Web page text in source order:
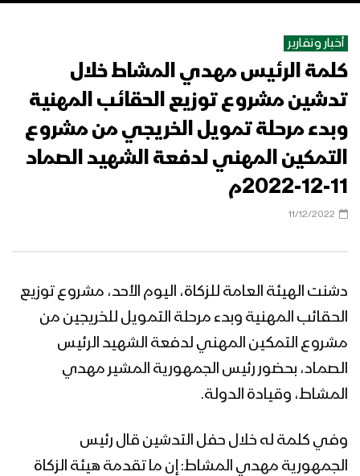
أخبار وتقارير
كلمة الرئيس مهدي المشاط خلال
تدشين مشروع توزيع الحقائب المهنية
وبدء مرحلة تمويل الخريجي من مشروع
التمكين المهني لدفعة الشهيد الصماد
11-12-2022م
11/12/2022
دشنت الهيئة العامة للزكاة، اليوم الأحد، مشروع توزيع
الحقائب المهنية وبدء مرحلة التمويل للخريجين من
مشروع التمكين المهني لدفعة الشهيد الرئيس
الصماد، بحضور رئيس الجمهورية المشير مهدي
المشاط، وقيادة الدولة.
وفي كلمة له خلال حفل التدشين قال رئيس
الجمهورية مهدي المشاط: إن ما تقدمة هيئة الزكاة